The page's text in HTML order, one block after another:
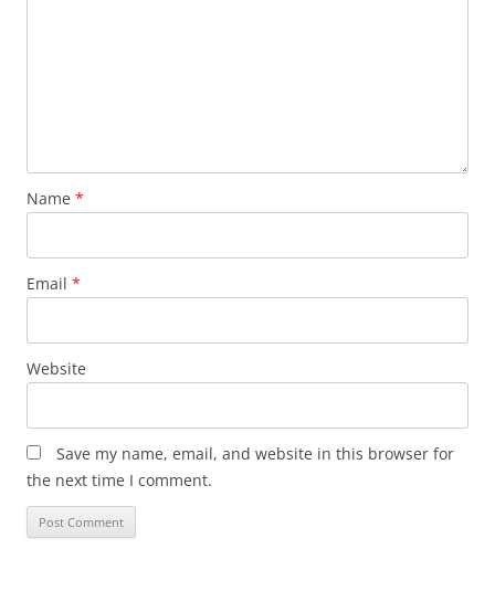
Name *
Email *
Website
Save my name, email, and website in this browser for
the next time I comment.